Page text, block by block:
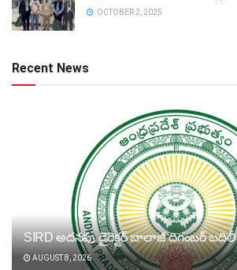
OCTOBER 2, 2025
Recent News
SIRD అదనపు డైరెక్టర్‌ బాలాజీ దిగంబర్‌ బదిలీ
AUGUST 8, 2026